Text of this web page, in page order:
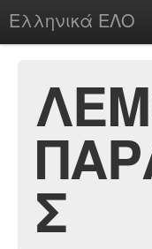
Ελληνικά ΕΛΟ
chesstu.be @ discord
LoginΣ